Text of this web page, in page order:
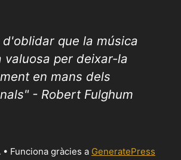
que la música
valuosa per deixar-la
en mans dels
- Robert Fulghum
• Funciona gràcies a GeneratePress